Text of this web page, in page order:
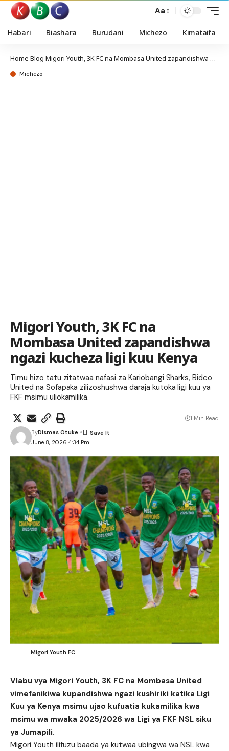
Aa
Habari Biashara Burudani Michezo Kimataifa
Home Blog Migori Youth, 3K FC na Mombasa United zapandishwa ngazi kucheza ligi kuu Kenya
Michezo
Migori Youth, 3K FC na
Mombasa United zapandishwa
ngazi kucheza ligi kuu Kenya
Timu hizo tatu zitatwaa nafasi za Kariobangi Sharks, Bidco
United na Sofapaka zilizoshushwa daraja kutoka ligi kuu ya
FKF msimu uliokamilika.
June 8, 2026 4:34 Pm
ByDismas Otuke
1 Min Read
Migori Youth FC
Vlabu vya Migori Youth, 3K FC na Mombasa United
vimefanikiwa kupandishwa ngazi kushiriki katika Ligi
Kuu ya Kenya msimu ujao kufuatia kukamilika kwa
msimu wa mwaka 2025/2026 wa Ligi ya FKF NSL siku
ya Jumapili.
Migori Youth ilifuzu baada ya kutwaa ubingwa wa NSL kwa